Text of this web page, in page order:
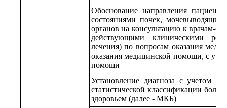
Обоснование направления
состояниями почек,
органов на консультацию к врачам-
действующими клиническими
лечения) по вопросам оказания
оказания медицинской помощи, с
помощи
Установление диагноза с учетом
статистической классификации
здоровьем (далее - МКБ)